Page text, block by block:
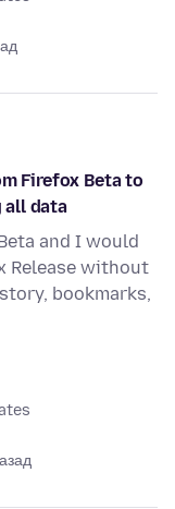
Firefox Beta to
all data
and I would
Release without
bookmarks,